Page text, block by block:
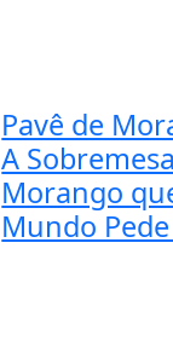
Pavê de
A
Morango
Mundo